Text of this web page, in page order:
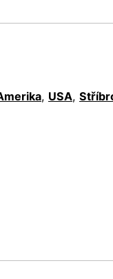
, USA,